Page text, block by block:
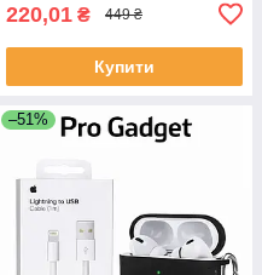
220,01 ₴ 449 ₴
Купити
–51%